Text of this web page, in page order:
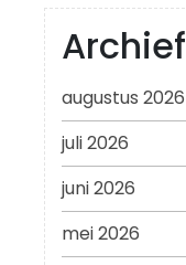
Archief
augustus 2026
juli 2026
juni 2026
mei 2026